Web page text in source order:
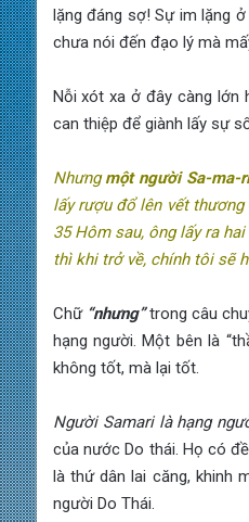
lặng đáng sợ! Sự im lặng
chưa nói đến đạo lý mà
Nỗi xót xa ở đây càng lớn
can thiệp để giành lấy sự
Nhưngmột người Sa-ma-ri
lấy rượu đổ lên vết
35 Hôm sau, ông lấy ra
thì khi trở về, chính tôi sẽ
Chữ “nhưng”trong câu
hạng người. Một bên là
không tốt, mà lại tốt.
Người Samari là hạng
của nước Do thái. Họ có
là thứ dân lai căng, khinh
người Do Thái.